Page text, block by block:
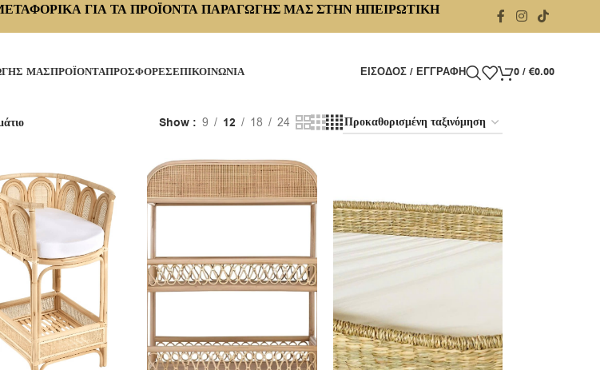
ΓΙΑ ΤΑ ΠΡΟΪΟΝΤΑ ΠΑΡΑΓΩΓΗΣ ΜΑΣ ΣΤΗΝ ΗΠΕΙΡΩΤΙΚΗ
ΜΑΣΠΡΟΪΟΝΤΑΠΡΟΣΦΟΡΕΣΕΠΙΚΟΙΝΩΝΙΑ ΕΊΣΟΔΟΣ / ΕΓΓΡΑΦΉ 0 / €0.00
Show 9 12 18 24